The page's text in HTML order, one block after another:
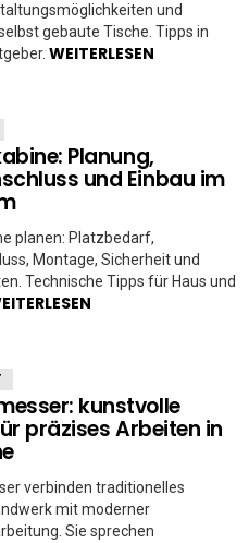
und
gebaute Tische. Tipps in
WEITERLESEN
Planung,
und Einbau im
planen: Platzbedarf,
Montage, Sicherheit und
Technische Tipps für Haus und
kunstvolle
präzises Arbeiten in
verbinden traditionelles
mit moderner
Sie sprechen